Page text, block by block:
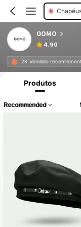
GOMO
4.90
2K Vendido
Produtos
Recommended